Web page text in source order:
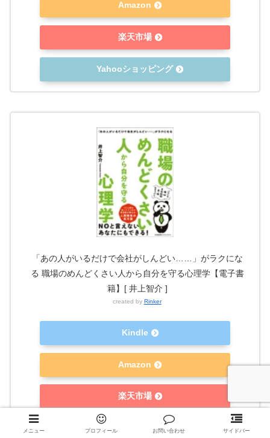
Amazon
楽天市場
Yahooショッピング
「あの人がいるだけで会社がしんどい……」がラクにな
る 職場のめんどくさい人から自分を守る心理学【電子書
籍】[ 井上智介 ]
created by Rinker
Kindle
Amazon
楽天市場
Yahooショッピング
メニュー プロフィール お問い合わせ サイドバー